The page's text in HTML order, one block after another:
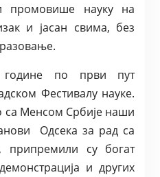
промовише науку на
и јасан свима, без
по први пут
Фестивалу науке.
са Менсом Србије наши
Одсека за рад са
припремили су богат
и других